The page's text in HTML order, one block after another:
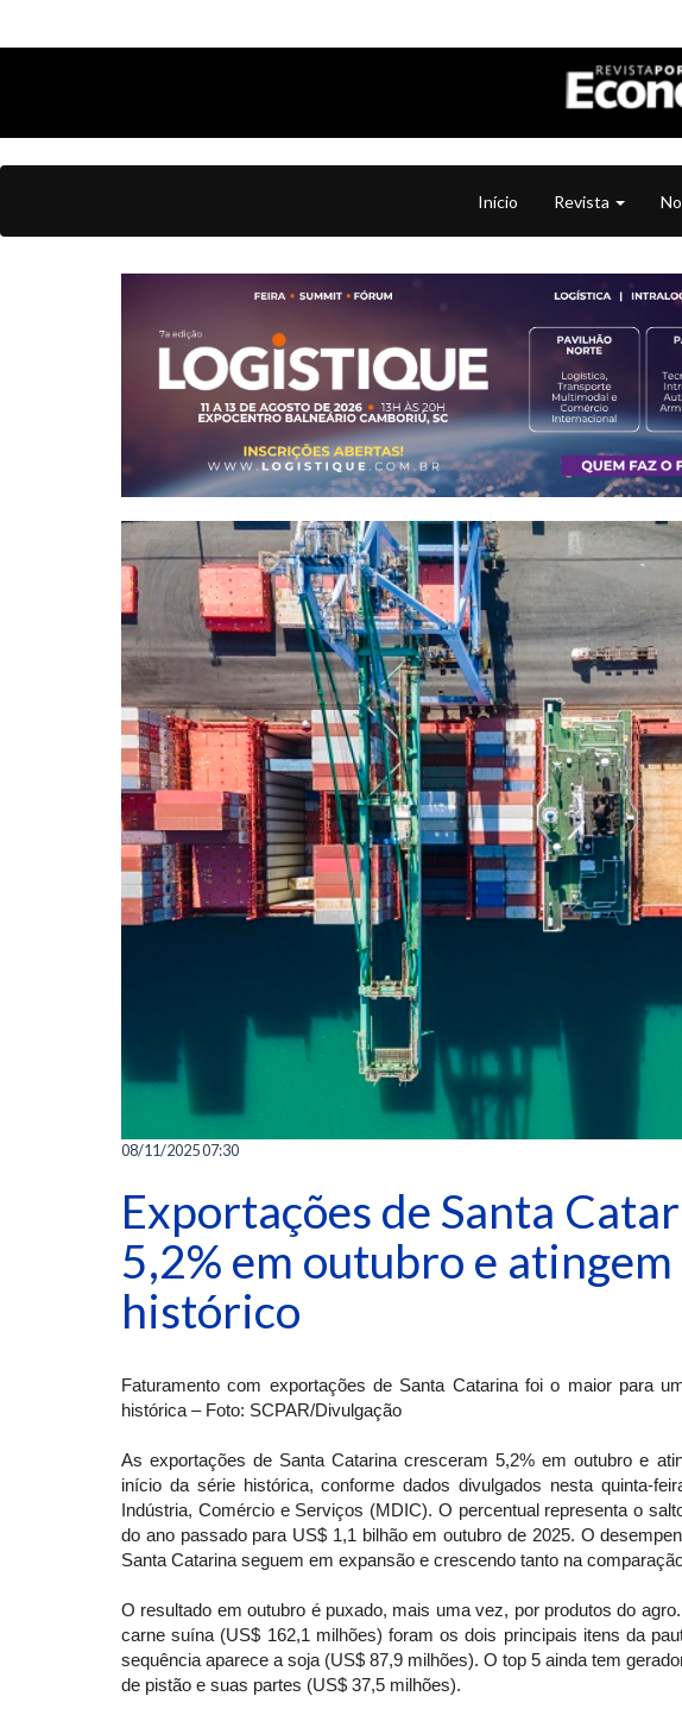
Início Revista
08/11/2025 07:30
Exportações de Santa
5,2% em outubro e
histórico
Faturamento com exportações de Santa Catarina foi o maior para
histórica – Foto: SCPAR/Divulgação
As exportações de Santa Catarina cresceram 5,2% em outubro e
início da série histórica, conforme dados divulgados nesta quinta-
Indústria, Comércio e Serviços (MDIC). O percentual representa o
do ano passado para US$ 1,1 bilhão em outubro de 2025. O
Santa Catarina seguem em expansão e crescendo tanto na
O resultado em outubro é puxado, mais uma vez, por produtos do
carne suína (US$ 162,1 milhões) foram os dois principais itens da
sequência aparece a soja (US$ 87,9 milhões). O top 5 ainda tem
de pistão e suas partes (US$ 37,5 milhões).